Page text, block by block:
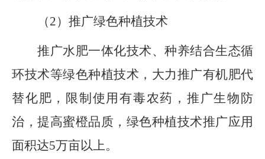
（2）推广绿色种植技术
推广水肥一体化技术、种养结合生态循
环技术等绿色种植技术，大力推广有机肥代
替化肥，限制使用有毒农药，推广生物防
治，提高蜜橙品质，绿色种植技术推广应用
面积达5万亩以上。